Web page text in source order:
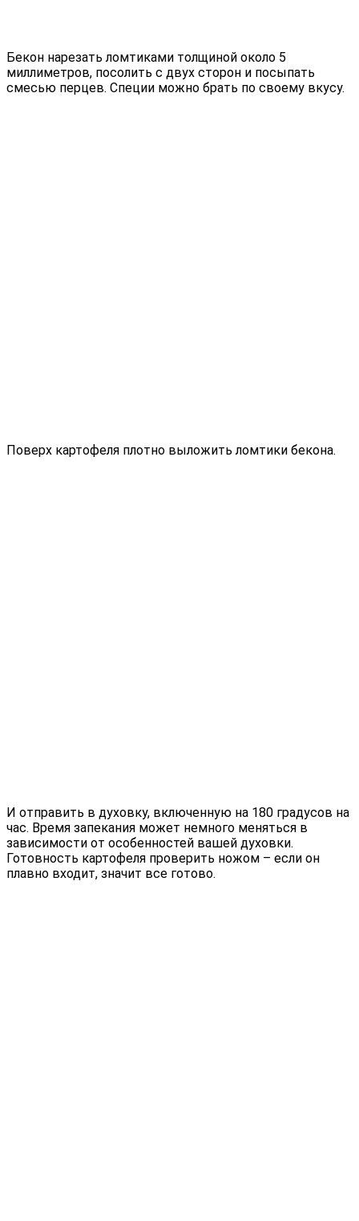
Бекон нарезать ломтиками толщиной около 5
миллиметров, посолить с двух сторон и посыпать
смесью перцев. Специи можно брать по своему вкусу.
Поверх картофеля плотно выложить ломтики бекона.
И отправить в духовку, включенную на 180 градусов на
час. Время запекания может немного меняться в
зависимости от особенностей вашей духовки.
Готовность картофеля проверить ножом – если он
плавно входит, значит все готово.